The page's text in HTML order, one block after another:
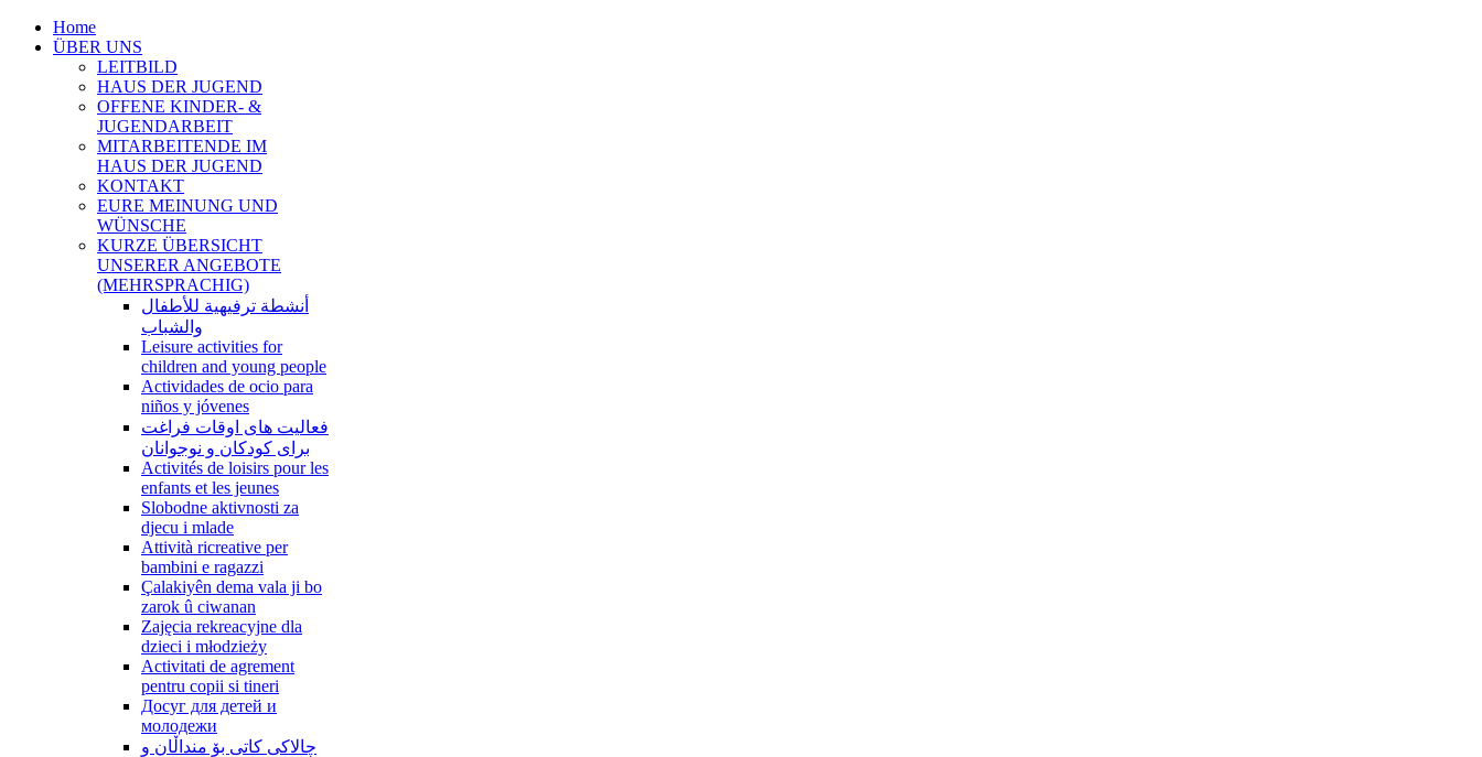
Home
ÜBER UNS
LEITBILD
HAUS DER JUGEND
OFFENE KINDER- &
JUGENDARBEIT
MITARBEITENDE IM
HAUS DER JUGEND
KONTAKT
EURE MEINUNG UND
WÜNSCHE
KURZE ÜBERSICHT
UNSERER ANGEBOTE
(MEHRSPRACHIG)
أنشطة ترفيهية للأطفال
والشباب
Leisure activities for
children and young people
Actividades de ocio para
niños y jóvenes
فعالیت های اوقات فراغت
برای کودکان و نوجوانان
Activités de loisirs pour les
enfants et les jeunes
Slobodne aktivnosti za
djecu i mlade
Attività ricreative per
bambini e ragazzi
Çalakiyên dema vala ji bo
zarok û ciwanan
Zajęcia rekreacyjne dla
dzieci i młodzieży
Activitati de agrement
pentru copii si tineri
Досуг для детей и
молодежи
چالاکی کاتی بۆ منداڵان و